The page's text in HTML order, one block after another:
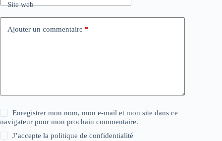
Site web
Ajouter un commentaire *
Enregistrer mon nom, mon e-mail et mon site dans ce
navigateur pour mon prochain commentaire.
J’accepte lapolitique de confidentialité